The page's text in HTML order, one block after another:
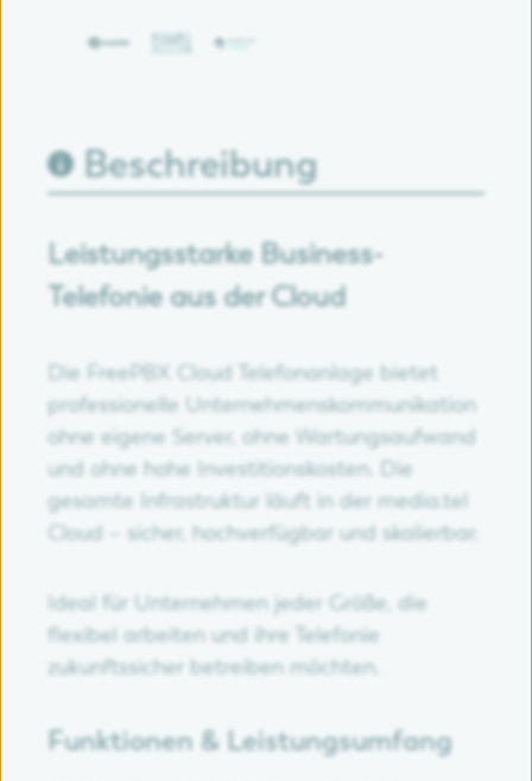
Beschreibung
Leistungsstarke Business-
Telefonie aus der Cloud
Die FreePBX Cloud Telefonanlage bietet
professionelle Unternehmenskommunikation
ohne eigene Server, ohne Wartungsaufwand
und ohne hohe Investitionskosten. Die
gesamte Infrastruktur läuft in der media.tel
Cloud – sicher, hochverfügbar und skalierbar.
Ideal für Unternehmen jeder Größe, die
flexibel arbeiten und ihre Telefonie
zukunftssicher betreiben möchten.
Funktionen & Leistungsumfang